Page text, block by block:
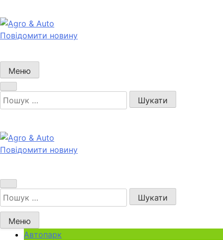
до
вмісту
Новини агротеху та логістики
Повідомити новину
Меню
Пошук:
Agro & Auto
Новини агротеху та логістики
Повідомити новину
Пошук:
Меню
Автопарк